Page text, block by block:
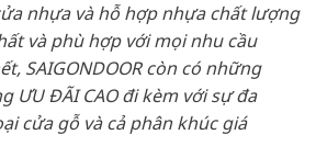
nhựa và hỗ hợp nhựa chất lượng
và phù hợp với mọi nhu cầu
SAIGONDOOR còn có những
ƯU ĐÃI CAO đi kèm với sự đa
cửa gỗ và cả phân khúc giá